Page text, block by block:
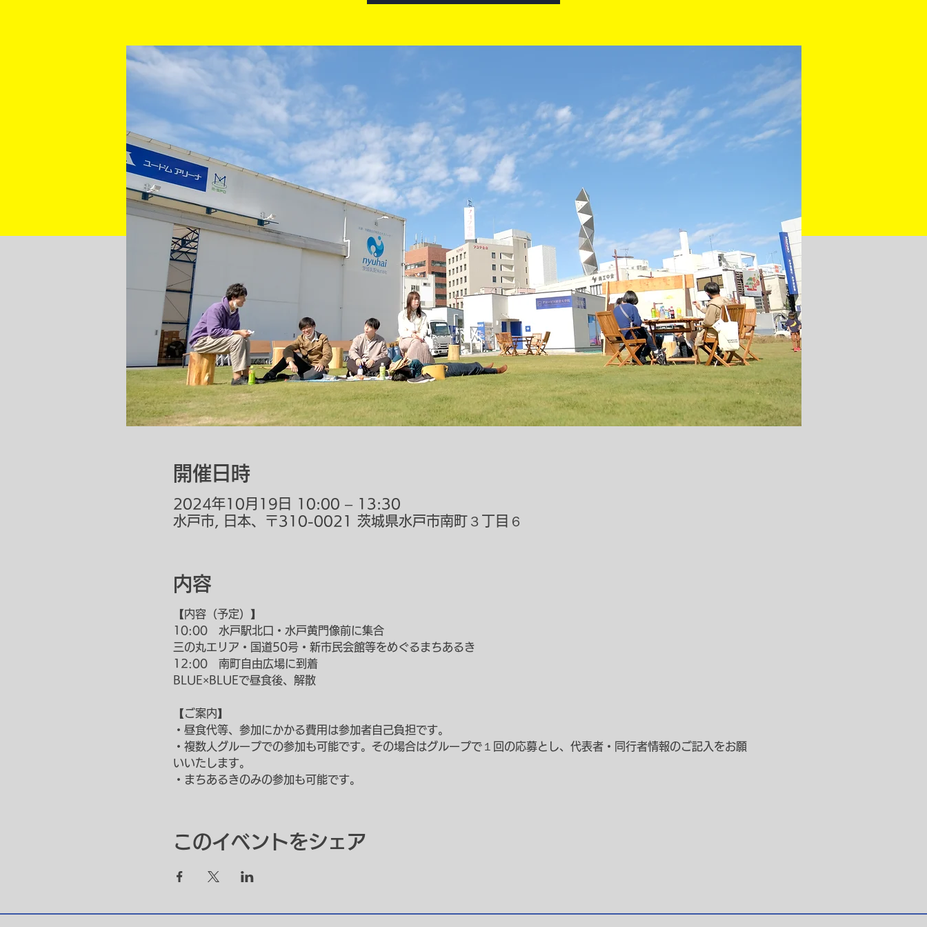
開催日時
2024年10月19日 10:00 – 13:30
水戸市, 日本、〒310-0021 茨城県水戸市南町３丁目６
内容
【内容（予定）】
10:00　水戸駅北口・水戸黄門像前に集合
三の丸エリア・国道50号・新市民会館等をめぐるまちあるき
12:00　南町自由広場に到着
BLUE×BLUEで昼食後、解散
【ご案内】
・昼食代等、参加にかかる費用は参加者自己負担です。
・複数人グループでの参加も可能です。その場合はグループで１回の応募とし、代表者・同行者情報のご記入をお願
いいたします。
・まちあるきのみの参加も可能です。
このイベントをシェア